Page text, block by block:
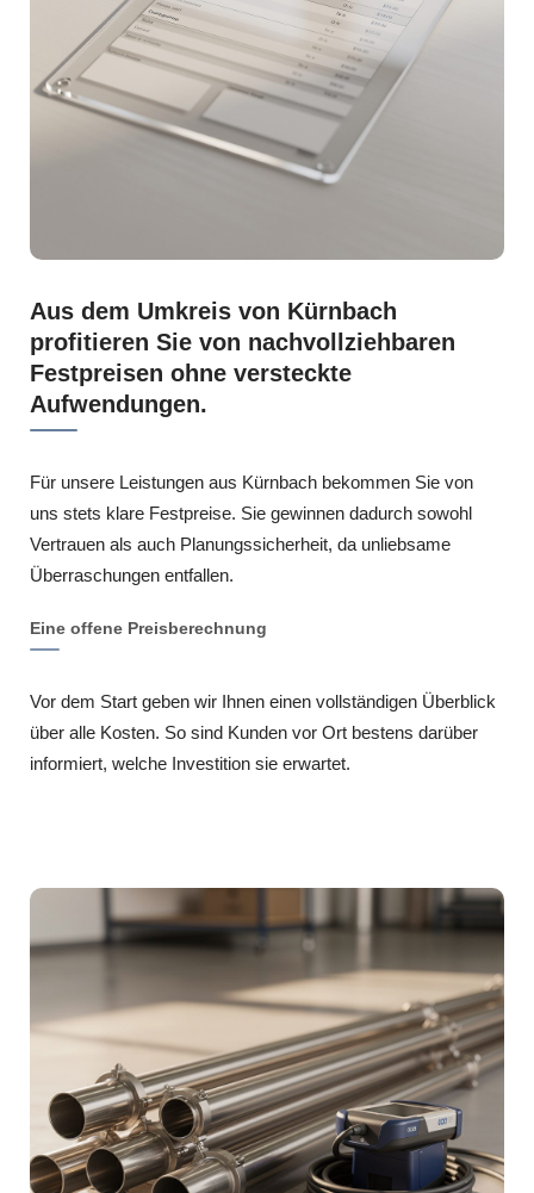
Aus dem Umkreis von Kürnbach
profitieren Sie von nachvollziehbaren
Festpreisen ohne versteckte
Aufwendungen.
Für unsere Leistungen aus Kürnbach bekommen Sie von
uns stets klare Festpreise. Sie gewinnen dadurch sowohl
Vertrauen als auch Planungssicherheit, da unliebsame
Überraschungen entfallen.
Eine offene Preisberechnung
Vor dem Start geben wir Ihnen einen vollständigen Überblick
über alle Kosten. So sind Kunden vor Ort bestens darüber
informiert, welche Investition sie erwartet.